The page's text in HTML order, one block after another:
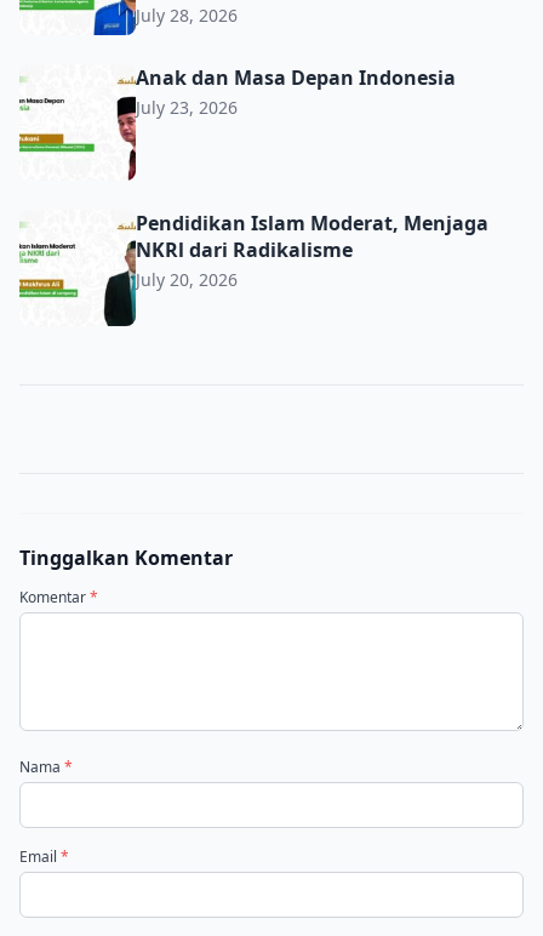
July 28, 2026
Anak dan Masa Depan Indonesia
Anak dan Masa Depan Indonesia
July 23, 2026
Pendidikan Islam Moderat, Menjaga NKRl dari
Pendidikan Islam Moderat, Menjaga
NKRl dari Radikalisme
July 20, 2026
Tinggalkan Komentar
Komentar*
Nama *
Email *